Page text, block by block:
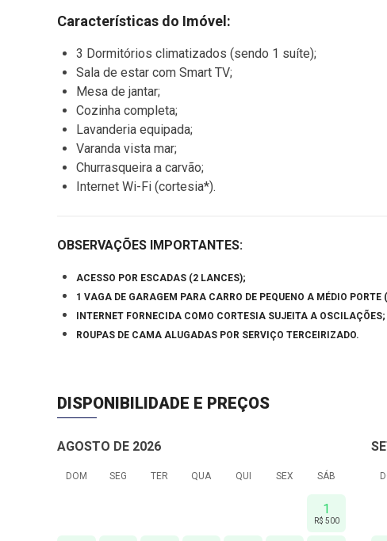
Características do Imóvel:
3 Dormitórios climatizados (sendo 1 suíte);
Sala de estar com Smart TV;
Mesa de jantar;
Cozinha completa;
Lavanderia equipada;
Varanda vista mar;
Churrasqueira a carvão;
Internet Wi-Fi (cortesia*).
OBSERVAÇÕES IMPORTANTES:
ACESSO POR ESCADAS (2 LANCES);
1 VAGA DE GARAGEM PARA CARRO DE PEQUENO A MÉDIO
INTERNET FORNECIDA COMO CORTESIA SUJEITA A OSCILAÇÕES;
ROUPAS DE CAMA ALUGADAS POR SERVIÇO TERCEIRIZADO.
DISPONIBILIDADE E PREÇOS
AGOSTO DE 2026
DOM SEG TER QUA QUI SEX SÁB
1
R$ 500